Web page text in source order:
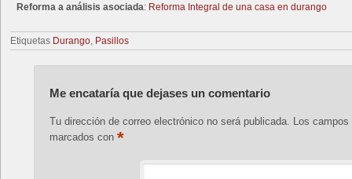
Reforma a análisis asociada: Reforma Integral de una casa en durango
Etiquetas Durango Pasillos
Me encataría que dejases un comentario
Tu dirección de correo electrónico no será publicada. Los
marcados con*